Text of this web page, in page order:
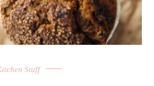
Stuff